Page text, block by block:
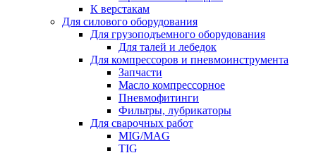
К верстакам
Для силового оборудования
Для грузоподъемного оборудования
Для талей и лебедок
Для компрессоров и пневмоинструмента
Запчасти
Масло компрессорное
Пневмофитинги
Фильтры, лубрикаторы
Для сварочных работ
MIG/MAG
TIG